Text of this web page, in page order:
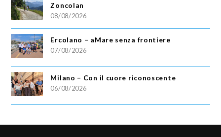
Zoncolan
08/08/2026
Ercolano – aMare senza frontiere
07/08/2026
Milano – Con il cuore riconoscente
06/08/2026